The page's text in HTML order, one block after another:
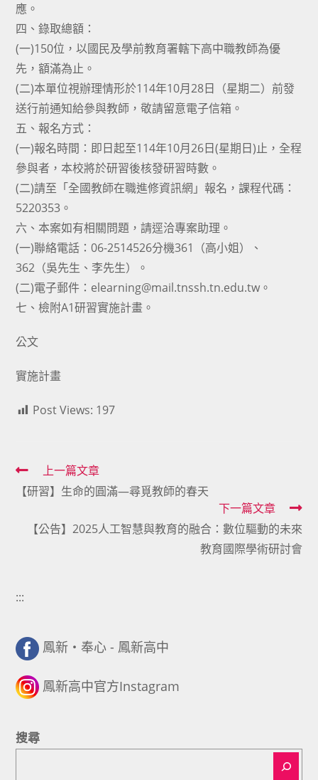
應。
四、錄取總額：
(一)150位，以國民及學前教育署轄下高中職教師為優
先，額滿為止。
(二)本單位視辦理情形於114年10月28日（星期二）前發
送行前通知給參與教師，敬請留意電子信箱。
五、報名方式：
(一)報名時間：即日起至114年10月26日(星期日)止，全程
參與者，本校將於研習後核發研習時數。
(二)請至「全國教師在職進修資訊網」報名，課程代碼：
5220353。
六、本案如有相關問題，請逕洽專案助理。
(一)聯絡電話：06-2514526分機361（高小姐）、
362（吳先生、李先生）。
(二)電子郵件：elearning@mail.tnssh.tn.edu.tw。
七、檢附A1研習實施計畫。
公文
實施計畫
Post Views: 197
Read
more
articles
上一篇文章
【研習】生命的圓滿—尋覓教師的春天
下一篇文章
【公告】2025人工智慧與教育的融合：數位驅動的未來
教育國際學術研討會
:::
鳳新・奉心 - 鳳新高中
鳳新高中官方Instagram
搜尋